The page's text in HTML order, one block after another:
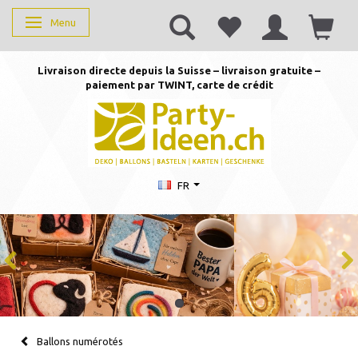
Basculer la navigation
Menu
Livraison directe depuis la Suisse – livraison gratuite –
paiement par TWINT, carte de crédit
FR
Ballons numérotés